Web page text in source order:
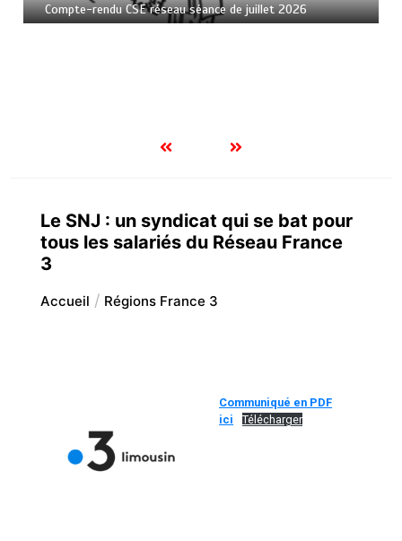
Compte-rendu CSE réseau séance de juillet 2026
Le SNJ : un syndicat qui se bat pour
tous les salariés du Réseau France
3
Accueil Régions France 3
Communiqué en PDF
ici
Télécharger